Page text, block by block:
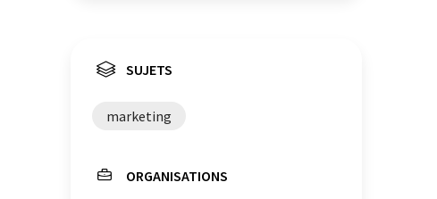
SUJETS
marketing
ORGANISATIONS